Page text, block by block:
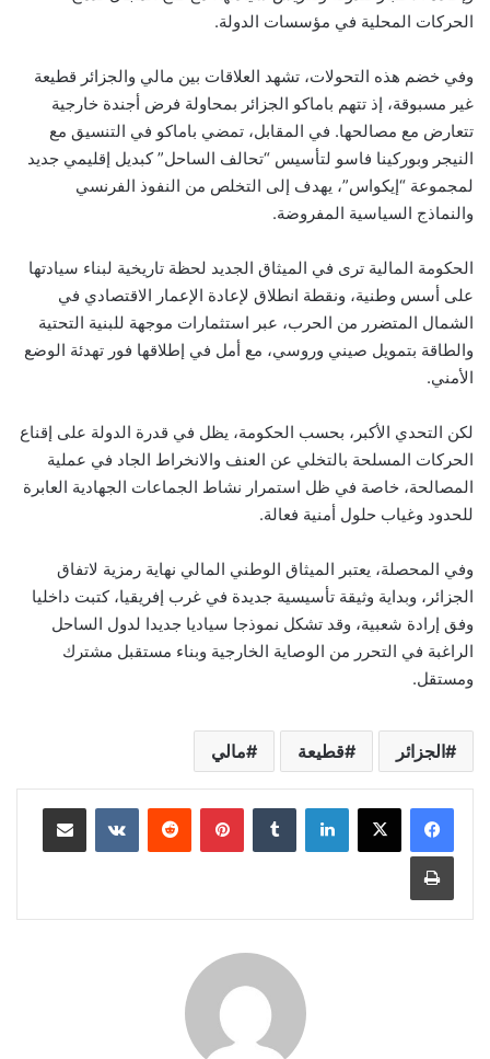
الحركات المحلية في مؤسسات الدولة.
وفي خضم هذه التحولات، تشهد العلاقات بين مالي والجزائر قطيعة
غير مسبوقة، إذ تتهم باماكو الجزائر بمحاولة فرض أجندة خارجية
تتعارض مع مصالحها. في المقابل، تمضي باماكو في التنسيق مع
النيجر وبوركينا فاسو لتأسيس “تحالف الساحل” كبديل إقليمي جديد
لمجموعة “إيكواس”، يهدف إلى التخلص من النفوذ الفرنسي
والنماذج السياسية المفروضة.
الحكومة المالية ترى في الميثاق الجديد لحظة تاريخية لبناء سيادتها
على أسس وطنية، ونقطة انطلاق لإعادة الإعمار الاقتصادي في
الشمال المتضرر من الحرب، عبر استثمارات موجهة للبنية التحتية
والطاقة بتمويل صيني وروسي، مع أمل في إطلاقها فور تهدئة الوضع
الأمني.
لكن التحدي الأكبر، بحسب الحكومة، يظل في قدرة الدولة على إقناع
الحركات المسلحة بالتخلي عن العنف والانخراط الجاد في عملية
المصالحة، خاصة في ظل استمرار نشاط الجماعات الجهادية العابرة
للحدود وغياب حلول أمنية فعالة.
وفي المحصلة، يعتبر الميثاق الوطني المالي نهاية رمزية لاتفاق
الجزائر، وبداية وثيقة تأسيسية جديدة في غرب إفريقيا، كتبت داخليا
وفق إرادة شعبية، وقد تشكل نموذجا سياديا جديدا لدول الساحل
الراغبة في التحرر من الوصاية الخارجية وبناء مستقبل مشترك
ومستقل.
الجزائر قطيعة مالي
لينكدإن بينتيريست مشاركة عبر البريد
طباعة